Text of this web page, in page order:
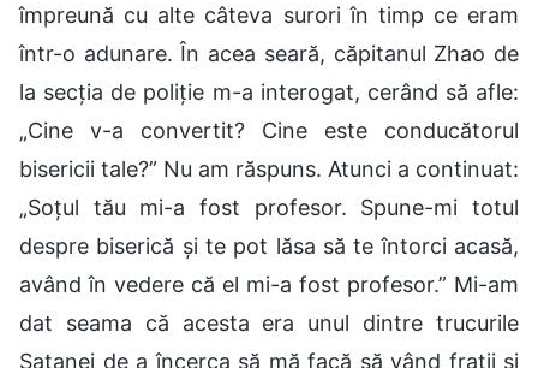
împreună cu alte câteva surori în timp ce eram
într-o adunare. În acea seară, căpitanul Zhao de
la secția de poliție m-a interogat, cerând să afle:
„Cine v-a convertit? Cine este conducătorul
bisericii tale?” Nu am răspuns. Atunci a continuat:
„Soțul tău mi-a fost profesor. Spune-mi totul
despre biserică și te pot lăsa să te întorci acasă,
având în vedere că el mi-a fost profesor.” Mi-am
dat seama că acesta era unul dintre trucurile
Satanei de a încerca să mă facă să vând frații și